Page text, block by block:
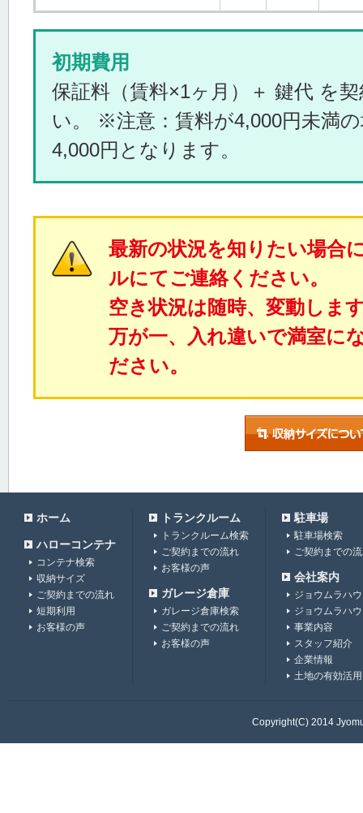
初期費用
保証料（賃料×1ヶ月）＋ 鍵代 を
い。 ※注意：賃料が4,000円未満
4,000円となります。
最新の状況を知りたい場合
ルにてご連絡ください。
空き状況は随時、変動しま
万が一、入れ違いで満室に
ださい。
ホーム
ハローコンテナ
コンテナ検索
収納サイズ
ご契約までの流れ
短期利用
お客様の声
トランクルーム
トランクルーム検索
ご契約までの流れ
お客様の声
ガレージ倉庫
ガレージ倉庫検索
ご契約までの流れ
お客様の声
駐車場
駐車場検索
ご契約までの
会社案内
ジョウムラハ
ジョウムラハ
事業内容
スタッフ紹介
企業情報
土地の有効活用
Copyright(C) 2014